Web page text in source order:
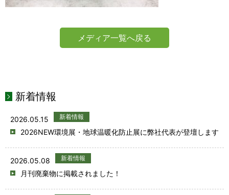
メディア一覧へ戻る
新着情報
2026.05.15 新着情報
2026NEW環境展・地球温暖化防止展に弊社代表が登壇します
2026.05.08 新着情報
月刊廃棄物に掲載されました！